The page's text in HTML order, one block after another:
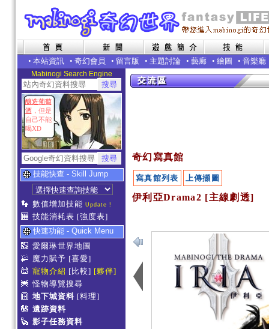
• 本站資訊 • 奇幻會員 • 留言版 • 主題討論 • 藝廊 • 繪圖 • 音樂廳
Mabinogi Search Engine
釀造葡萄
酒，但是
自己不能
喝XD
技能快查 - Skill Jump
數值增加技能 Update !
技能消耗表 [強度表]
快速功能 - Quick Menu
愛爾琳世界地圖
魔力賦予 [喜愛]
寵物介紹 [比較] [夥伴]
怪物導覽搜尋
地下城資料 [料理]
遺跡資料
影子任務資料
奇幻寫真館
寫真館列表 上傳擷圖
伊利亞Drama2 [主線劇透]